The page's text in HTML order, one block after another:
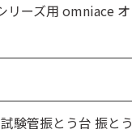
リーズ用 omniace オ
験管振とう台 振とう